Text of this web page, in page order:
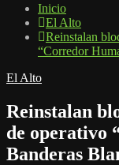
Inicio
El Alto
Reinstalan
“Corredor
El Alto
Reinstalan
de operativo
Banderas